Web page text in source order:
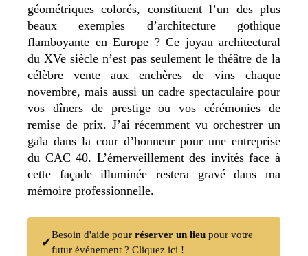
géométriques colorés, constituent l’un des plus
beaux exemples d’architecture gothique
flamboyante en Europe ? Ce joyau architectural
du XVe sièclen’est pas seulement le théâtre de la
célèbre vente aux enchères de vins chaque
novembre, mais aussi un cadre spectaculaire pour
vos dîners de prestige ou vos cérémonies de
remise de prix. J’ai récemment vu orchestrer un
gala dans la cour d’honneur pour une entreprise
du CAC 40. L’émerveillement des invités face à
cette façade illuminée restera gravé dans ma
mémoire professionnelle.
✔
Besoin d'aide pour réserver un lieu pour votre
futur événement ? Cliquez ici !